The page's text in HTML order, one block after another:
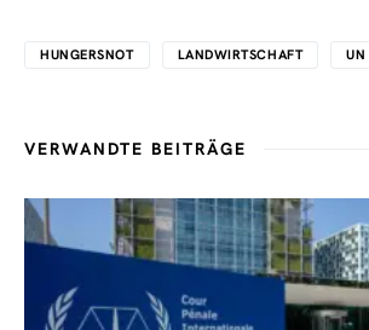
HUNGERSNOT LANDWIRTSCHAFT UN
VERWANDTE BEITRÄGE